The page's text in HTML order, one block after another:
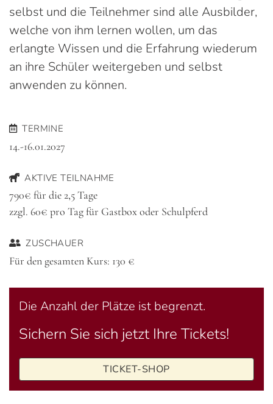
TERMINE
14.-16.01.2027
AKTIVE TEILNAHME
790€ für die 2,5 Tage
zzgl. 60€ pro Tag für Gastbox oder Schulpferd
ZUSCHAUER
Für den gesamten Kurs: 130 €
Die Anzahl der Plätze ist begrenzt.
Sichern Sie sich jetzt Ihre Tickets!
TICKET-SHOP
selbst und die Teilnehmer sind alle Ausbilder,
welche von ihm lernen wollen, um das
erlangte Wissen und die Erfahrung wiederum
an ihre Schüler weitergeben und selbst
anwenden zu können.